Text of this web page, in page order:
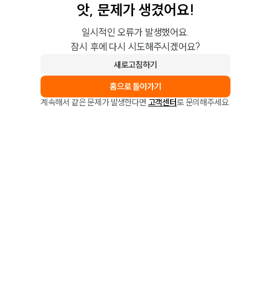
앗, 문제가 생겼어요!
일시적인 오류가 발생했어요.
잠시 후에 다시 시도해주시겠어요?
새로고침하기
홈으로 돌아가기
계속해서 같은 문제가 발생한다면 고객센터로 문의해주세요.